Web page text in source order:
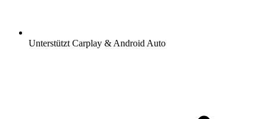
Unterstützt Carplay & Android Auto